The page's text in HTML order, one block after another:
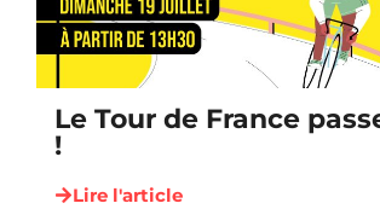
Le Tour de France
!
Lire l'article